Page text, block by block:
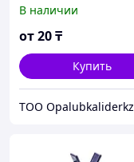
В наличии
от20₸
Купить
TOO Opalubkaliderkz